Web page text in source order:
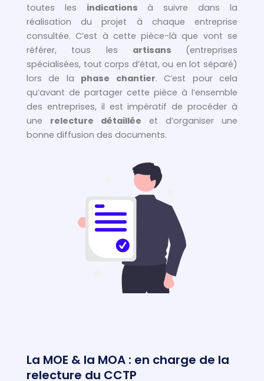
toutes les indications à suivre dans la
réalisation du projet à chaque entreprise
consultée. C’est à cette pièce-là que vont se
référer, tous les artisans (entreprises
spécialisées, tout corps d’état, ou en lot séparé)
lors de la phase chantier. C’est pour cela
qu’avant de partager cette pièce à l’ensemble
des entreprises, il est impératif de procéder à
une relecture détaillée et d’organiser une
bonne diffusion des documents.
La MOE & la MOA : en charge de la
relecture du CCTP